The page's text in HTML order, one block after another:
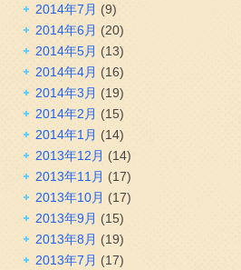
2014年7月 (9)
2014年6月 (20)
2014年5月 (13)
2014年4月 (16)
2014年3月 (19)
2014年2月 (15)
2014年1月 (14)
2013年12月 (14)
2013年11月 (17)
2013年10月 (17)
2013年9月 (15)
2013年8月 (19)
2013年7月 (17)